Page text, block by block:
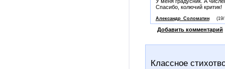
Спасибо, колючий критик!
Александр_Соломатин
Добавить комментарий
Классное